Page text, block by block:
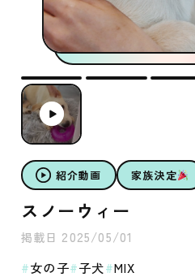
紹介動画 家族決定
スノーウィー
掲載日 2025/05/01
女の子 子犬 MIX